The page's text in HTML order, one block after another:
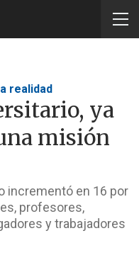
realidad
ya
misión
incrementó en 16 por
profesores,
y trabajadores